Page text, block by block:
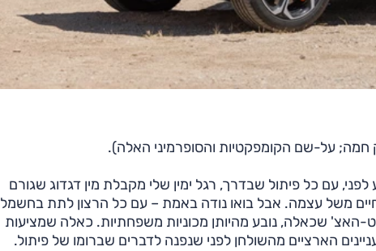
על-שם הקומפקטיות והסופרמיני האלה).
עם כל פיתול שבדרך, רגל ימין שלי מקבלת מין דגדוג שגורם
משל עצמה. אבל בואו נודה באמת – עם כל הרצון לתת בחשמל
האצ' שכאלה, נובע מהיותן מכוניות משפחתיות. כאלה שמציעות
הארציים מהשולחן לפני שנפנה לדברים שברומו של פיתול.